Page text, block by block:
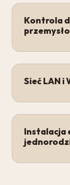
Kontrola
Sieć LAN
Instalacja